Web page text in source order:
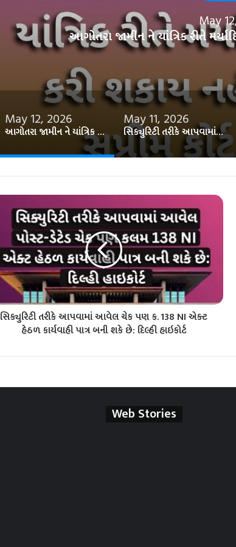
May
આગોતરા જામીન ને યાંત્રિક રીતે
May 12, 2026
આગોતરા જામીન ને યાંત્રિક રીતે મર્યાદિત કરી શકાય નહીં: સુપ્રીમ કોર્ટ​સુપ્રીમ
May 11, 2026
સિક્યુરિટી તરીકે આપવામાં આવેલ ચેક પણ ક. 138 NI એક્ટ હેઠળ કાર્યવાહી પાત્ર બની શકે છે: દિલ્હી હાઇકોર્ટ
સિક્યુરિટી તરીકે આપવામાં આવેલ ચેક પણ ક. 138 NI એક્ટ
હેઠળ કાર્યવાહી પાત્ર બની શકે છે: દિલ્હી હાઇકોર્ટ
Web Stories